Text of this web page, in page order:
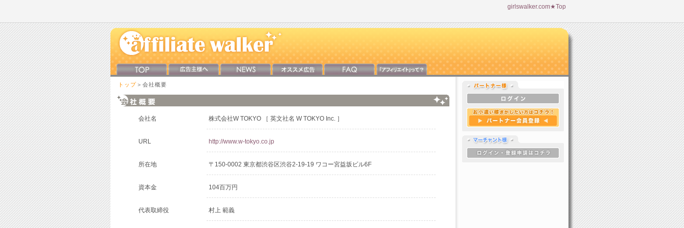
girlswalker.com★Top
トップ ＞会社概要
会社名 株式会社W TOKYO ［ 英文社名 W TOKYO Inc. ］
URL http://www.w-tokyo.co.jp
所在地 〒150-0002 東京都渋谷区渋谷2-19-19 ワコー宮益坂ビル6F
資本金 104百万円
代表取締役 村上 範義